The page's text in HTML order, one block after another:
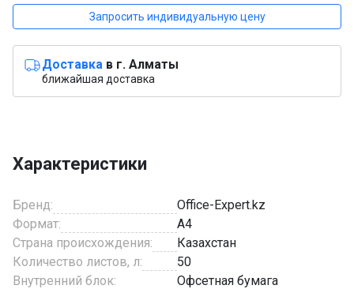
Запросить индивидуальную цену
Доставка в г. Алматы
ближайшая доставка
Характеристики
Бренд:
Office-Expert.kz
Формат:
A4
Страна происхождения:
Казахстан
Количество листов, л:
50
Внутренний блок:
Офсетная бумага